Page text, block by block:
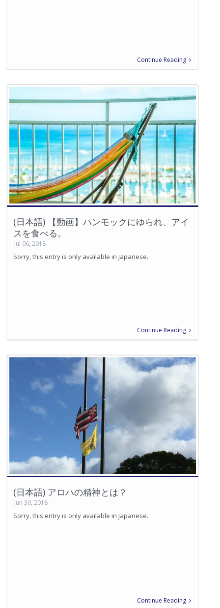
Continue Reading
(日本語) 【動画】ハンモックにゆられ、アイ
スを食べる。
Jul 06, 2018
Sorry, this entry is only available in Japanese.
Continue Reading
(日本語) アロハの精神とは？
Jun 30, 2018
Sorry, this entry is only available in Japanese.
Continue Reading